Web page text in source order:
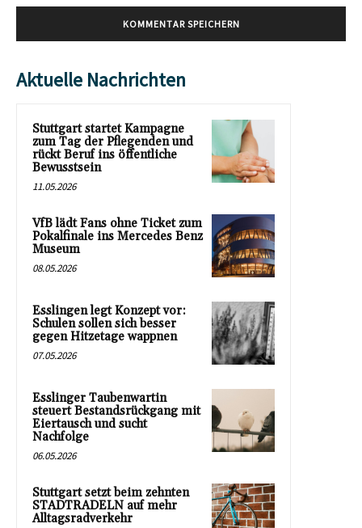
Aktuelle Nachrichten
Stuttgart startet Kampagne
zum Tag der Pflegenden und
rückt Beruf ins öffentliche
Bewusstsein
11.05.2026
VfB lädt Fans ohne Ticket zum
Pokalfinale ins Mercedes Benz
Museum
08.05.2026
Esslingen legt Konzept vor:
Schulen sollen sich besser
gegen Hitzetage wappnen
07.05.2026
Esslinger Taubenwartin
steuert Bestandsrückgang mit
Eiertausch und sucht
Nachfolge
06.05.2026
Stuttgart setzt beim zehnten
STADTRADELN auf mehr
Alltagsradverkehr